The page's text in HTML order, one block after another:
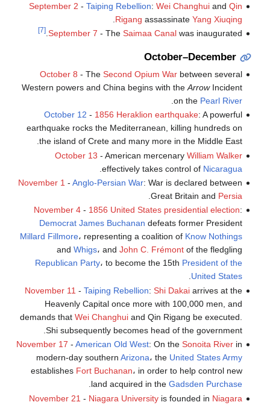
September 2 - Taiping Rebellion: Wei Changhuiand Qin
Rigang assassinate Yang Xiuqing
September 7 - The Saimaa Canalwas inaugurated.
[7]
October–December
October 8 - The Second Opium Warbetween several
Western powers and China begins with the ArrowIncident
on the Pearl River
October 12 - 1856 Heraklion earthquake: A powerful
earthquake rocks the Mediterranean, killing hundreds on
the island of Crete and many more in the Middle East.
October 13 - American mercenary William Walker
effectively takes control of Nicaragua
November 1 - Anglo-Persian War: War is declared between
Great Britain and Persia
November 4- 1856 United States presidential election:
Democrat James Buchanan defeats former President
Millard Fillmore، representing a coalition of Know Nothings
and Whigs، and John C. Frémontof the fledgling
Republican Party، to become the 15th President of the
United States
.
November 11 - Taiping Rebellion: Shi Dakaiarrives at the
Heavenly Capital once more with 100,000 men, and
demands that Wei Changhuiand Qin Rigang be executed.
Shi subsequently becomes head of the government.
November 17 - American Old West: On the Sonoita Riverin
modern-day southern Arizona، the United States Army
establishes Fort Buchanan، in order to help control new
land acquired in the Gadsden Purchase
.
November 21 - Niagara Universityis founded in Niagara